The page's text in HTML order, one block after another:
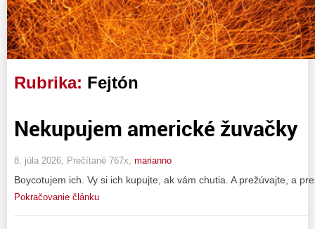
Komerčné blogy
Rubrika: Fejtón
Nekupujem americké žuvačky
8. júla 2026, Prečítané 767x, marianno
Boycotujem ich. Vy si ich kupujte, ak vám chutia. A prežúvajte, a
Pokračovanie článku